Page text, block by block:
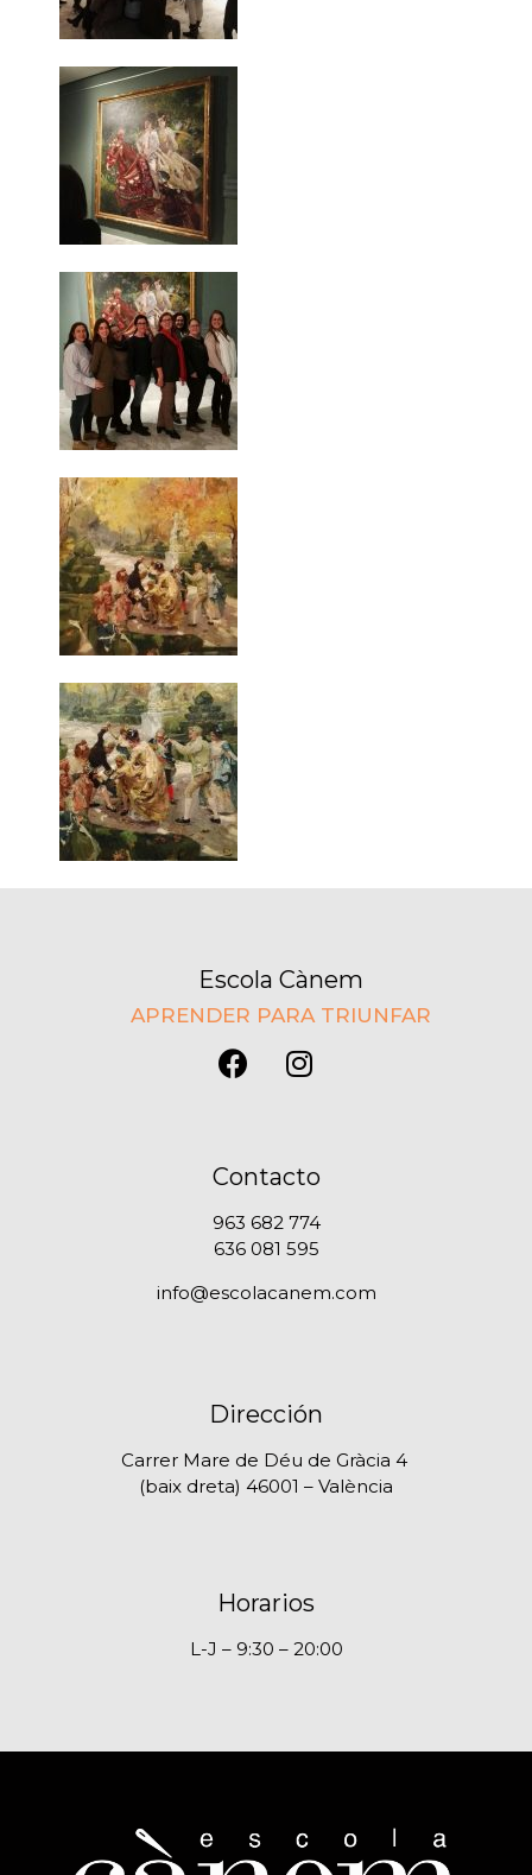
Escola Cànem
APRENDER PARA TRIUNFAR
Contacto
963 682 774
636 081 595
info@escolacanem.com
Dirección
Carrer Mare de Déu de Gràcia 4
(baix dreta) 46001 – València
Horarios
L-J – 9:30 – 20:00